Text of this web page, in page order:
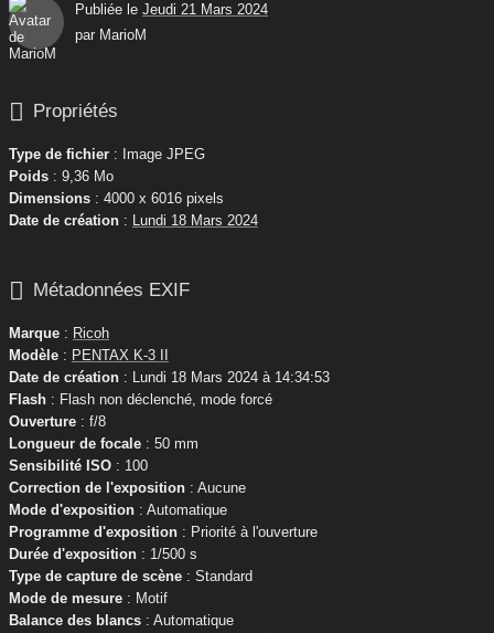
Publiée le Jeudi 21 Mars 2024
par MarioM
 Propriétés
Type de fichier : Image JPEG
Poids : 9,36 Mo
Dimensions : 4000 x 6016 pixels
Date de création : Lundi 18 Mars 2024
 Métadonnées EXIF
Marque : Ricoh
Modèle : PENTAX K-3 II
Date de création : Lundi 18 Mars 2024 à 14:34:53
Flash : Flash non déclenché, mode forcé
Ouverture : f/8
Longueur de focale : 50 mm
Sensibilité ISO : 100
Correction de l'exposition : Aucune
Mode d'exposition : Automatique
Programme d'exposition : Priorité à l'ouverture
Durée d'exposition : 1/500 s
Type de capture de scène : Standard
Mode de mesure : Motif
Balance des blancs : Automatique